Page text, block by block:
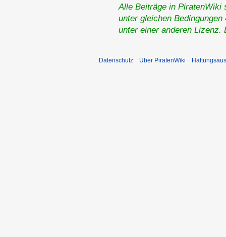
Alle Beiträge in PiratenWiki
unter gleichen
unter einer anderen
Datenschutz Über PiratenWiki